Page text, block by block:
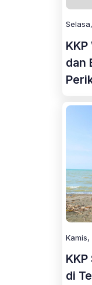
dan
di